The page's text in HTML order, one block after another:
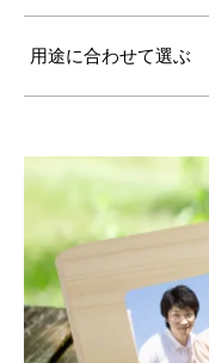
用途に合わせて選ぶ